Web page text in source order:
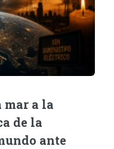
a la
de la
ante